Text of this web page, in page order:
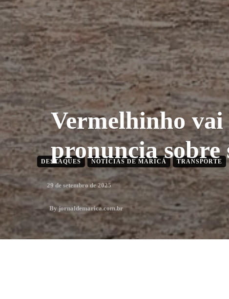
Vermelhinho
pronuncia
DESTAQUES NOTÍCIAS DE MARICÁ TRANSPORTE
29 de setembro de 2025
By jornaldemarica.com.br